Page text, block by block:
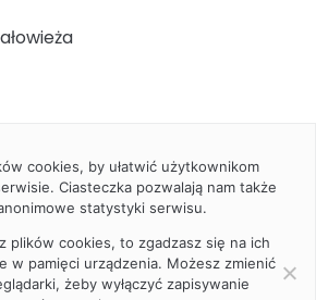
cookies, by ułatwić użytkownikom
Ciasteczka pozwalają nam także
statystyki serwisu.
plików cookies, to zgadzasz się na ich
w pamięci urządzenia. Możesz zmienić
żeby wyłączyć zapisywanie